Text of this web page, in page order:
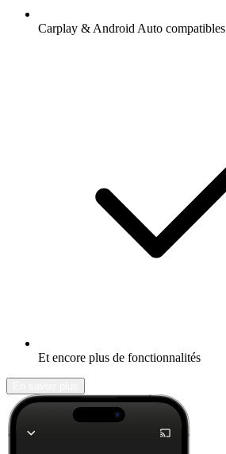
Carplay & Android Auto compatibles
Et encore plus de fonctionnalités